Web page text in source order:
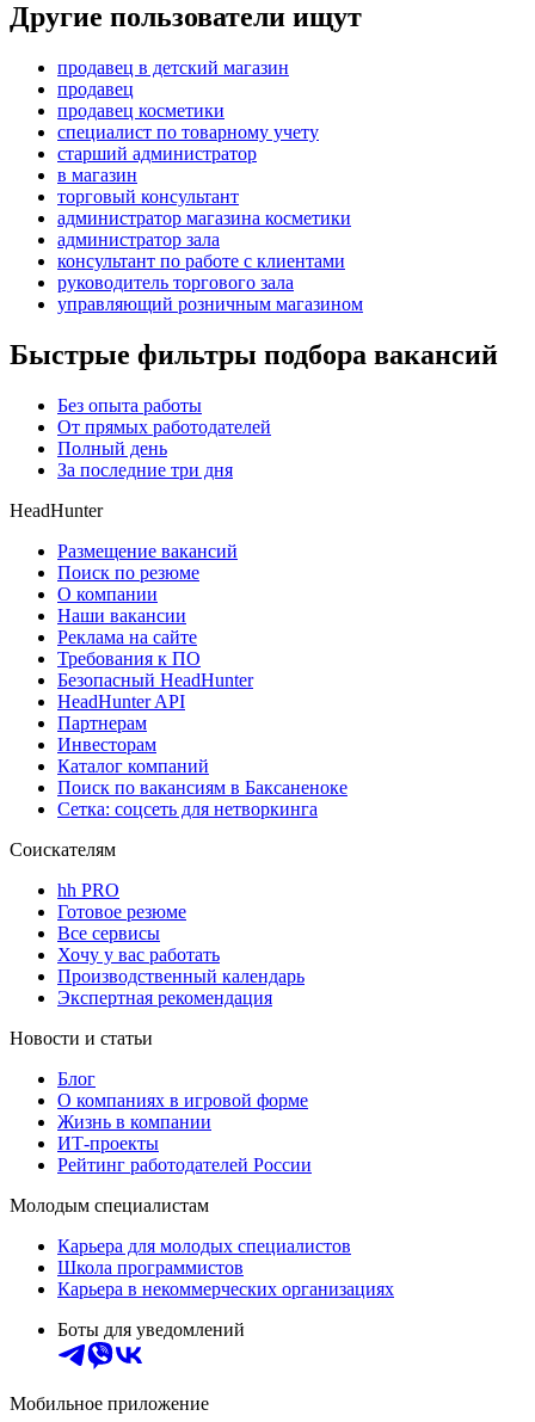
Другие пользователи ищут
продавец в детский магазин
продавец
продавец косметики
специалист по товарному учету
старший администратор
в магазин
торговый консультант
администратор магазина косметики
администратор зала
консультант по работе с клиентами
руководитель торгового зала
управляющий розничным магазином
Быстрые фильтры подбора вакансий
Без опыта работы
От прямых работодателей
Полный день
За последние три дня
HeadHunter
Размещение вакансий
Поиск по резюме
О компании
Наши вакансии
Реклама на сайте
Требования к ПО
Безопасный HeadHunter
HeadHunter API
Партнерам
Инвесторам
Каталог компаний
Поиск по вакансиям в Баксаненоке
Сетка: соцсеть для нетворкинга
Соискателям
hh PRO
Готовое резюме
Все сервисы
Хочу у вас работать
Производственный календарь
Экспертная рекомендация
Новости и статьи
Блог
О компаниях в игровой форме
Жизнь в компании
ИТ-проекты
Рейтинг работодателей России
Молодым специалистам
Карьера для молодых специалистов
Школа программистов
Карьера в некоммерческих организациях
Боты для уведомлений
Мобильное приложение